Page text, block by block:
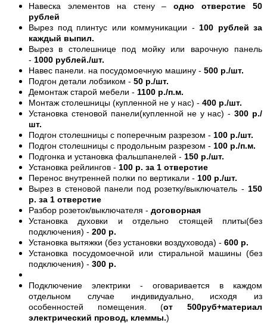
Навеска элементов на стену –одно отверстие 50
рублей
Вырез под плинтус или коммуникации - 100 рублей за
каждый выпил.
Вырез в столешнице под мойку или варочную панель
- 1000 рублей./шт.
Навес панели. на посудомоечную машину - 500 р./шт.
Подгон детали лобзиком - 50 р./шт.
Демонтаж старой мебели - 1100 р./п.м.
Монтаж столешницы (купленной не у нас) - 400 р./шт.
Установка стеновой панели(купленной не у нас) -300 р./
шт.
Подгон столешницы с поперечным разрезом - 100 р./шт.
Подгон столешницы с продольным разрезом - 100 р./п.м.
Подгонка и установка фальшпанелей - 150 р./шт.
Установка рейлингов - 100 р. за 1 отверстие
Перенос внутренней полки по вертикали - 100 р./шт.
Вырез в стеновой панели под розетку/выключатель - 150
р. за 1 отверстие
Разбор розеток/выключателя - договорная
Установка духовки и отдельно стоящей плиты(без
подключения) - 200 р.
Установка вытяжки (без установки воздуховода) - 600 р.
Установка посудомоечной или стиральной машины (без
подключения) - 300 р.
Подключение электрики - оговаривается в каждом
отдельном случае индивидуально, исходя из
особенностей помещения. (от 500руб+материал
электрический провод, клеммы.)